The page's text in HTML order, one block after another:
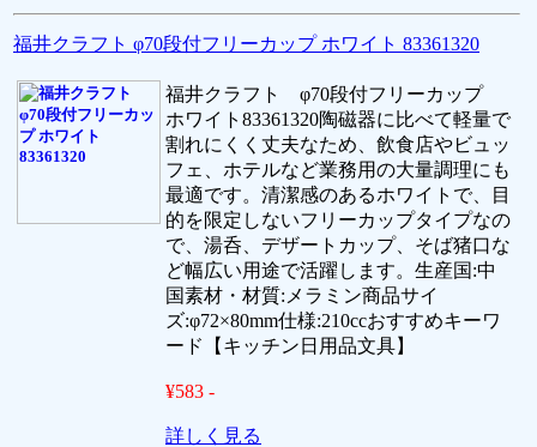
福井クラフト φ70段付フリーカップ ホワイト 83361320
福井クラフト φ70段付フリーカップ
ホワイト83361320陶磁器に比べて軽量で
割れにくく丈夫なため、飲食店やビュッ
フェ、ホテルなど業務用の大量調理にも
最適です。清潔感のあるホワイトで、目
的を限定しないフリーカップタイプなの
で、湯呑、デザートカップ、そば猪口な
ど幅広い用途で活躍します。生産国:中
国素材・材質:メラミン商品サイ
ズ:φ72×80mm仕様:210ccおすすめキーワ
ード【キッチン日用品文具】
¥583 -
詳しく見る